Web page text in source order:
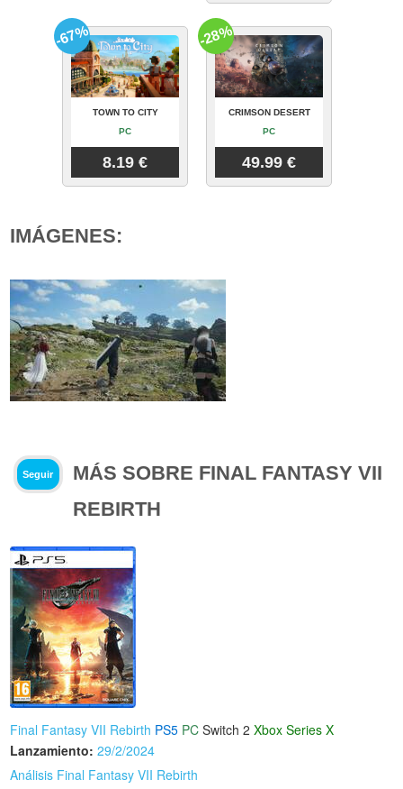
TOWN TO CITY
PC
8.19 €
-67%
CRIMSON DESERT
PC
49.99 €
-28%
IMÁGENES:
Seguir
MÁS SOBRE FINAL FANTASY VII
REBIRTH
Final Fantasy VII Rebirth PS5 PC Switch 2 Xbox Series X
Lanzamiento: 29/2/2024
Análisis Final Fantasy VII Rebirth